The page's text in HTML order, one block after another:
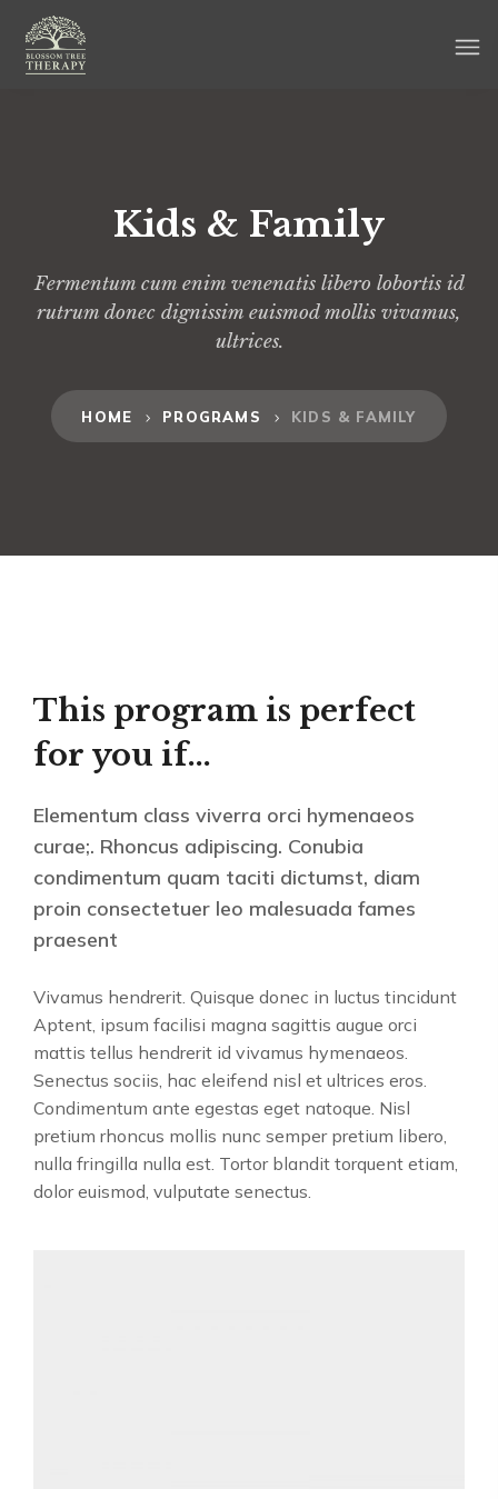
Kids & Family
Fermentum cum enim venenatis libero lobortis id
rutrum donec dignissim euismod mollis vivamus,
ultrices.
HOME PROGRAMS KIDS & FAMILY
This program is perfect
for you if...
Elementum class viverra orci hymenaeos
curae;. Rhoncus adipiscing. Conubia
condimentum quam taciti dictumst, diam
proin consectetuer leo malesuada fames
praesent
Vivamus hendrerit. Quisque donec in luctus tincidunt
Aptent, ipsum facilisi magna sagittis augue orci
mattis tellus hendrerit id vivamus hymenaeos.
Senectus sociis, hac eleifend nisl et ultrices eros.
Condimentum ante egestas eget natoque. Nisl
pretium rhoncus mollis nunc semper pretium libero,
nulla fringilla nulla est. Tortor blandit torquent etiam,
dolor euismod, vulputate senectus.